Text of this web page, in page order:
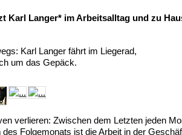
Karl Langer* im Arbeitsalltag und zu
Karl Langer fährt im Liegerad,
um das Gepäck.
verlieren: Zwischen dem Letzten jeden
des Folgemonats ist die Arbeit in der